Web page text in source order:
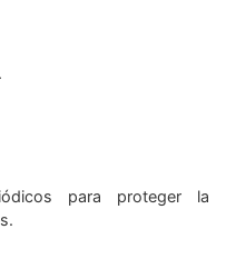
para proteger la